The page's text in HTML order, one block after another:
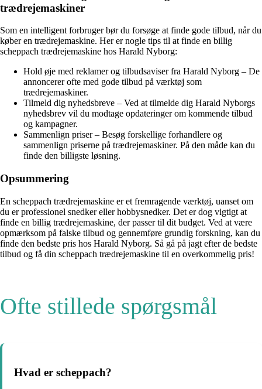
trædrejemaskiner
Som en intelligent forbruger bør du forsøge at finde gode tilbud, når du
køber en trædrejemaskine. Her er nogle tips til at finde en billig
scheppach trædrejemaskine hos Harald Nyborg:
Hold øje med reklamer og tilbudsaviser fra Harald Nyborg – De
annoncerer ofte med gode tilbud på værktøj som
trædrejemaskiner.
Tilmeld dig nyhedsbreve – Ved at tilmelde dig Harald Nyborgs
nyhedsbrev vil du modtage opdateringer om kommende tilbud
og kampagner.
Sammenlign priser – Besøg forskellige forhandlere og
sammenlign priserne på trædrejemaskiner. På den måde kan du
finde den billigste løsning.
Opsummering
En scheppach trædrejemaskine er et fremragende værktøj, uanset om
du er professionel snedker eller hobbysnedker. Det er dog vigtigt at
finde en billig trædrejemaskine, der passer til dit budget. Ved at være
opmærksom på falske tilbud og gennemføre grundig forskning, kan du
finde den bedste pris hos Harald Nyborg. Så gå på jagt efter de bedste
tilbud og få din scheppach trædrejemaskine til en overkommelig pris!
Ofte stillede spørgsmål
Hvad er scheppach?